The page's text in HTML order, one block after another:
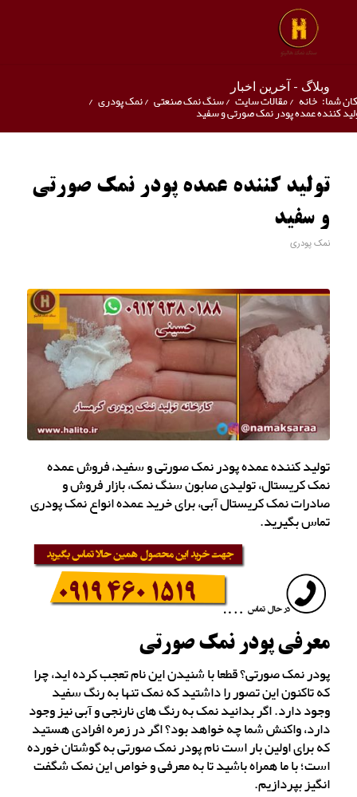
وبلاگ - آخرین اخبار
شما: خانه /مقالات سایت /سنگ نمک صنعتی /نمک پودری /
کننده عمده پودر نمک صورتی و سفید
تولید کننده عمده پودر نمک صورتی
و سفید
نمک پودری
تولید کننده عمده پودر نمک صورتی و سفید، فروش عمده
نمک کریستال، تولیدی صابون سنگ نمک، بازار فروش و
صادرات نمک کریستال آبی، برای خرید عمده انواع نمک پودری
تماس بگیرید.
معرفی پودر نمک صورتی
پودر نمک صورتی؟ قطعا با شنیدن این نام تعجب کرده اید، چرا
که تاکنون این تصور را داشتید که نمک تنها به رنگ سفید
وجود دارد. اگر بدانید نمک به رنگ های نارنجی و آبی نیز وجود
دارد، واکنش شما چه خواهد بود؟ اگر در زمره افرادی هستید
که برای اولین بار است نام پودر نمک صورتی به گوشتان خورده
است؛ با ما همراه باشید تا به معرفی و خواص این نمک شگفت
انگیز بپردازیم.